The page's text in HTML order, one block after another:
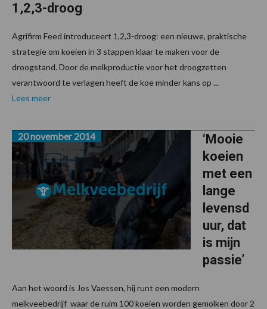
1,2,3-droog
Agrifirm Feed introduceert 1,2,3-droog: een nieuwe, praktische
strategie om koeien in 3 stappen klaar te maken voor de
droogstand. Door de melkproductie voor het droogzetten
verantwoord te verlagen heeft de koe minder kans op ...
Lees meer
‘Mooie
koeien
met een
lange
levensd
uur, dat
is mijn
passie’
20 november 2014
Aan het woord is Jos Vaessen, hij runt een modern
melkveebedrijf waar de ruim 100 koeien worden gemolken door 2